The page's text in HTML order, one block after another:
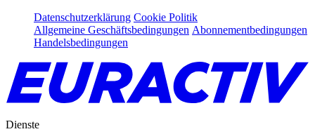
Datenschutzerklärung Cookie Politik
Allgemeine Geschäftsbedingungen Abonnementbedingungen
Handelsbedingungen
Dienste